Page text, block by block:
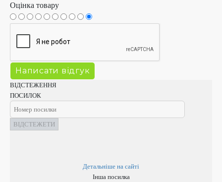
ВІДСТЕЖЕННЯ
ПОСИЛОК
ВІДСТЕЖЕТИ
Детальніше на сайті
Інша посилка
Оцінка товару